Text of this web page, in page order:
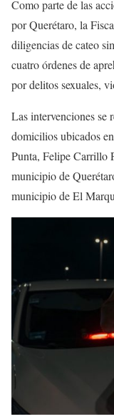
Como parte de las
por Querétaro, la
diligencias de cateo
cuatro órdenes de
por delitos sexuales,
Las intervenciones se
domicilios ubicados
Punta, Felipe Carrillo
municipio de
municipio de El